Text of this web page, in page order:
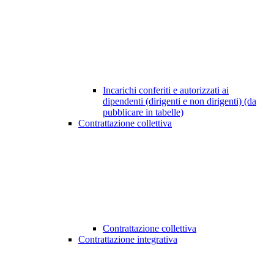
Incarichi conferiti e autorizzati ai
dipendenti (dirigenti e non dirigenti) (da
pubblicare in tabelle)
Contrattazione collettiva
Contrattazione collettiva
Contrattazione integrativa